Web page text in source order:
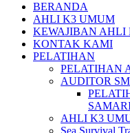
BERANDA
AHLI K3 UMUM
KEWAJIBAN AHLI
KONTAK KAMI
PELATIHAN
PELATIHAN
AUDITOR
AHLI K3
Sea Survival